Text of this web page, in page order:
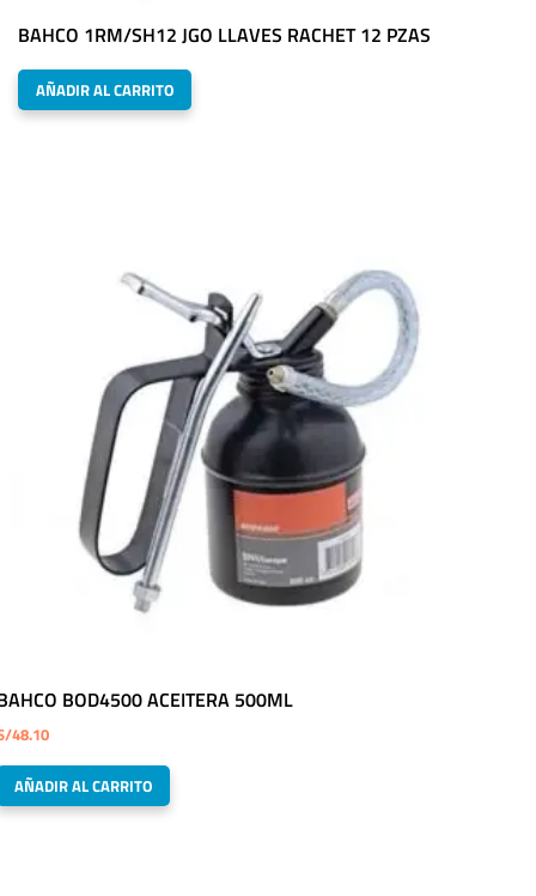
BAHCO 1RM/SH12 JGO LLAVES RACHET 12 PZAS
AÑADIR AL CARRITO
BOD4500 ACEITERA 500ML
48.10
AÑADIR AL CARRITO